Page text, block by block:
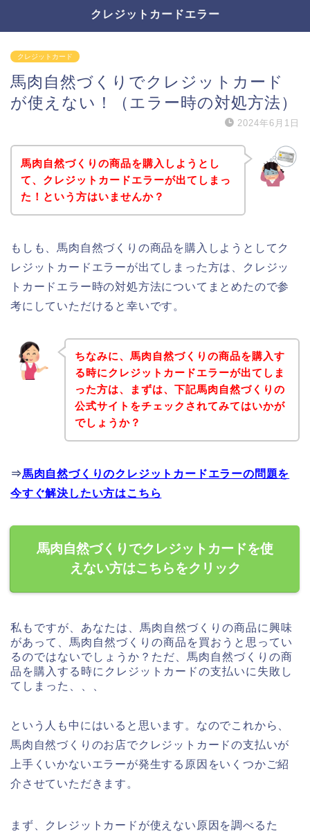
クレジットカードエラー
クレジットカード
馬肉自然づくりでクレジットカード
が使えない！（エラー時の対処方法）
2024年6月1日
馬肉自然づくりの商品を購入しようとし
て、クレジットカードエラーが出てしまっ
た！という方はいませんか？
もしも、馬肉自然づくりの商品を購入しようとしてク
レジットカードエラーが出てしまった方は、クレジッ
トカードエラー時の対処方法についてまとめたので参
考にしていただけると幸いです。
ちなみに、馬肉自然づくりの商品を購入す
る時にクレジットカードエラーが出てしま
った方は、まずは、下記馬肉自然づくりの
公式サイトをチェックされてみてはいかが
でしょうか？
⇒馬肉自然づくりのクレジットカードエラーの問題を
今すぐ解決したい方はこちら
馬肉自然づくりでクレジットカードを使
えない方はこちらをクリック
私もですが、あなたは、馬肉自然づくりの商品に興味
があって、馬肉自然づくりの商品を買おうと思ってい
るのではないでしょうか？ただ、馬肉自然づくりの商
品を購入する時にクレジットカードの支払いに失敗し
てしまった、、、
という人も中にはいると思います。なのでこれから、
馬肉自然づくりのお店でクレジットカードの支払いが
上手くいかないエラーが発生する原因をいくつかご紹
介させていただきます。
まず、クレジットカードが使えない原因を調べるた